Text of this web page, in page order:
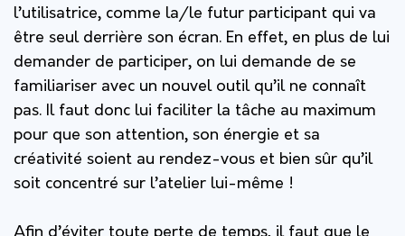
l’utilisatrice, comme la/le futur participant qui va
être seul derrière son écran. En effet, en plus de lui
demander de participer, on lui demande de se
familiariser avec un nouvel outil qu’il ne connaît
pas. Il faut donc lui faciliter la tâche au maximum
pour que son attention, son énergie et sa
créativité soient au rendez-vous et bien sûr qu’il
soit concentré sur l’atelier lui-même !